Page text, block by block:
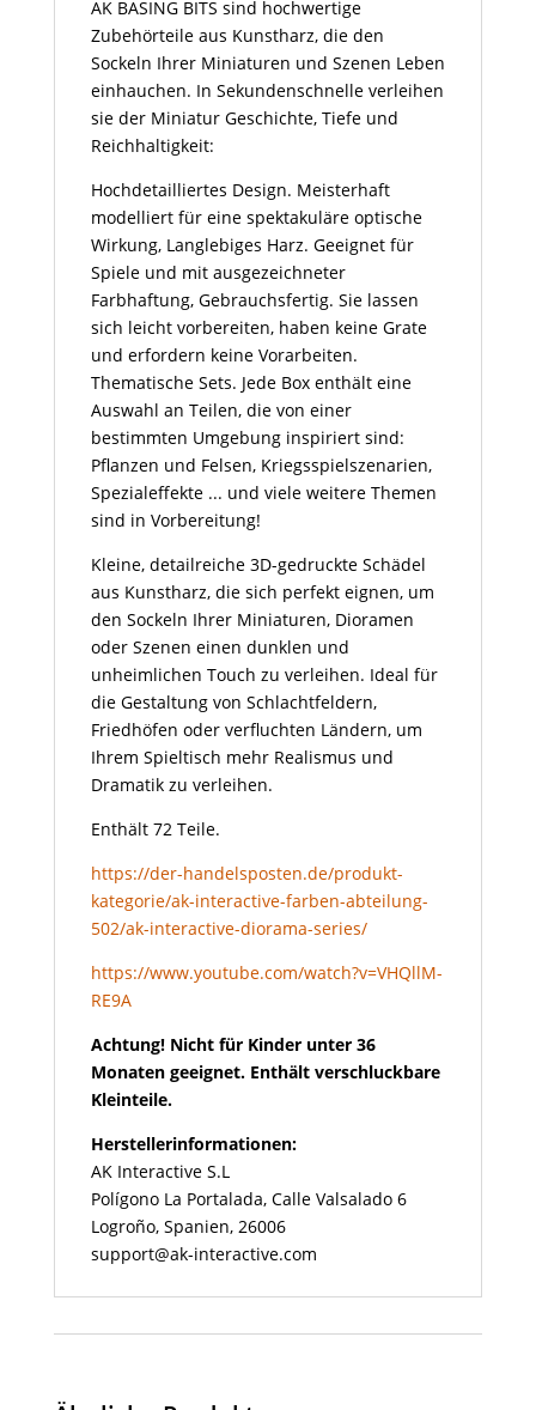
AK BASING BITS sind hochwertige
Zubehörteile aus Kunstharz, die den
Sockeln Ihrer Miniaturen und Szenen Leben
einhauchen. In Sekundenschnelle verleihen
sie der Miniatur Geschichte, Tiefe und
Reichhaltigkeit:
Hochdetailliertes Design. Meisterhaft
modelliert für eine spektakuläre optische
Wirkung, Langlebiges Harz. Geeignet für
Spiele und mit ausgezeichneter
Farbhaftung, Gebrauchsfertig. Sie lassen
sich leicht vorbereiten, haben keine Grate
und erfordern keine Vorarbeiten.
Thematische Sets. Jede Box enthält eine
Auswahl an Teilen, die von einer
bestimmten Umgebung inspiriert sind:
Pflanzen und Felsen, Kriegsspielszenarien,
Spezialeffekte ... und viele weitere Themen
sind in Vorbereitung!
Kleine, detailreiche 3D-gedruckte Schädel
aus Kunstharz, die sich perfekt eignen, um
den Sockeln Ihrer Miniaturen, Dioramen
oder Szenen einen dunklen und
unheimlichen Touch zu verleihen. Ideal für
die Gestaltung von Schlachtfeldern,
Friedhöfen oder verfluchten Ländern, um
Ihrem Spieltisch mehr Realismus und
Dramatik zu verleihen.
Enthält 72 Teile.
https://der-handelsposten.de/produkt-
kategorie/ak-interactive-farben-abteilung-
502/ak-interactive-diorama-series/
https://www.youtube.com/watch?v=VHQllM-
RE9A
Achtung! Nicht für Kinder unter 36
Monaten geeignet. Enthält verschluckbare
Kleinteile.
Herstellerinformationen:
AK Interactive S.L
Polígono La Portalada, Calle Valsalado 6
Logroño, Spanien, 26006
support@ak-interactive.com